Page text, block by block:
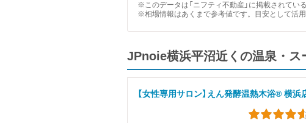
※このデータは「ニフティ不動産」に掲載されて
※相場情報はあくまで参考値です。目安として活用
JPnoie横浜平沼近くの温泉・ス
【女性専用サロン】えん発酵温熱木浴® 横浜